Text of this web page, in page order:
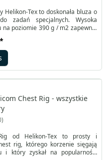
Helikon-Tex to doskonała bluza o
zadań specjalnych. Wysoka
na poziomie 390 g / m2 zapewnia
Chest Rig - wszystkie
od Helikon-Tex to prosty i
rig, którego korzenie sięgają
i który zyskał na popularności